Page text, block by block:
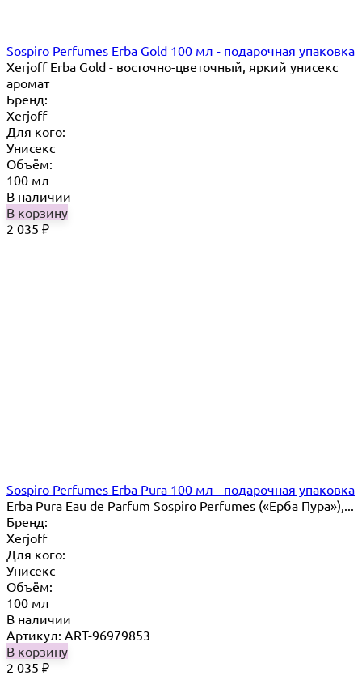
Sospiro Perfumes Erba Gold 100 мл - подарочная упаковка
Xerjoff Erba Gold - восточно-цветочный, яркий унисекс
аромат
Бренд:
Xerjoff
Для кого:
Унисекс
Объём:
100 мл
В наличии
В корзину
2 035 ₽
Sospiro Perfumes Erba Pura 100 мл - подарочная упаковка
Erba Pura Eau de Parfum Sospiro Perfumes («Ерба Пура»),...
Бренд:
Xerjoff
Для кого:
Унисекс
Объём:
100 мл
В наличии
Артикул: ART-96979853
В корзину
2 035 ₽